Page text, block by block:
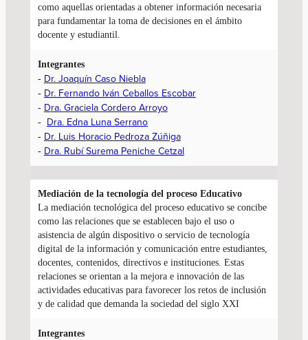
como aquellas orientadas a obtener información necesaria
para fundamentar la toma de decisiones en el ámbito
docente y estudiantil.
Integrantes
- Dr. Joaquín Caso Niebla
- Dr. Fernando Iván Ceballos Escobar
- Dra. Graciela Cordero Arroyo
- Dra. Edna Luna Serrano
- Dr. Luis Horacio Pedroza Zúñiga
- Dra. Rubí Surema Peniche Cetzal
Mediación de la tecnología del proceso Educativo
La mediación tecnológica del proceso educativo se concibe
como las relaciones que se establecen bajo el uso o
asistencia de algún dispositivo o servicio de tecnología
digital de la información y comunicación entre estudiantes,
docentes, contenidos, directivos e instituciones. Estas
relaciones se orientan a la mejora e innovación de las
actividades educativas para favorecer los retos de inclusión
y de calidad que demanda la sociedad del siglo XXI
Integrantes